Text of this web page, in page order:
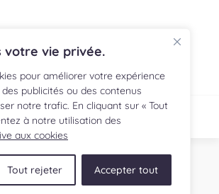
votre vie privée.
pour améliorer votre expérience
publicités ou des contenus
notre trafic. En cliquant sur « Tout
à notre utilisation des
aux cookies
Tout rejeter Accepter tout